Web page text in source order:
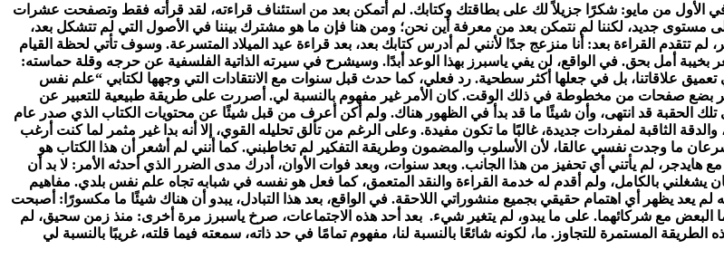
فأجاب في الأول من مايو: شكرًا جزيلاً لك على بطاقتك وكتابك. لم أتمكن بعد من استئناف قراءته، لقد قرأته فقط وتصفحت عشرات
مستوى جديد، لكننا لم نتمكن بعد من معرفة أين نحن؛ ومن هنا فإن ما هو مشترك بيننا في الأصول التي لم تتشكل بعد،
تتقدم القراءة بعد: أنا منزعج جدًا لأنني لم أدرس كتابك بعد، بعد قراءة عيد الميلاد المتسرعة. وسوف تأتي لحظة القيام
أمل بحق. في الواقع، لن يفي ياسبرز بهذا الوعد أبدًا. وسيشرح في سيرته الذاتية الفلسفية عن حرجه وقلة حماسته:
علاقاتنا، بل في جعلها أكثر سطحية. رد فعلي، كما حدث قبل سنوات مع الانتقادات التي وجهها لكتابي “علم نفس
مهتمًا بذاته تمامًا. في وقت مبكر من عام 1922، قرأ لي هيدجر بضع صفحات من مخطوطة في ذلك الوقت. كان الأمر غير مفهوم بالنسبة لي. أصررت على طريقة طبيعية للتعبير عن
تلك الحقبة قد انتهى، وأن شيئًا ما قد بدأ في الظهور هناك. ولم أكن أعرف من قبل شيئًا عن محتويات الكتاب الذي صدر عام
والدقة الثاقبة لمفردات جديدة، غالبًا ما تكون مفيدة. وعلى الرغم من تألق تحليله القوي، إلا أنه بدا غير مثمر لما كنت أرغب
ما وجدت نفسي عالقا، لأن الأسلوب والمضمون وطريقة التفكير لم تخاطبني. كما أنني لم أشعر أن هذا الكتاب هو
لم يأتني أي تحفيز من هذا الجانب. وبعد سنوات، وبعد فوات الأوان، أدرك مدى الضرر الذي أحدثه الأمر: لا بد أن
بالكامل، ولم أقدم له خدمة القراءة والنقد المتعمق، كما فعل هو نفسه في شبابه تجاه علم نفس بلدي. مفاهيم
لم يعد يظهر أي اهتمام حقيقي بجميع منشوراتي اللاحقة. في الواقع، بعد هذا التبادل، يبدو أن هناك شيئًا ما مكسورًا: أصبحت
البعض مع شركائهما. على ما يبدو، لم يتغير شيء. بعد أحد هذه الاجتماعات، صرخ ياسبرز مرة أخرى: منذ زمن سحيق، لم
المستمرة للتجاوز. ما، لكونه شائعًا بالنسبة لنا، مفهوم تمامًا في حد ذاته، سمعته فيما قلته، غريبًا بالنسبة لي